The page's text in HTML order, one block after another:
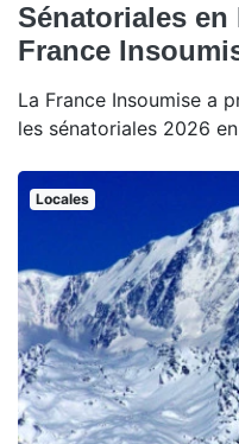
Sénatoriales en
France
La France Insoumise a
les sénatoriales 2026
Locales